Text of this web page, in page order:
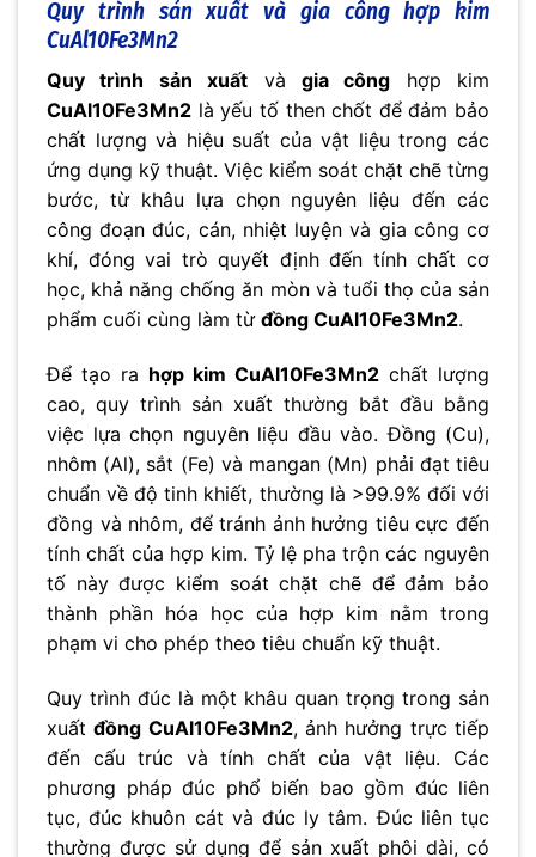
Quy trình sản xuất và gia công hợp kim
CuAl10Fe3Mn2
Quy trình sản xuất và gia công hợp kim
CuAl10Fe3Mn2 là yếu tố then chốt để đảm bảo
chất lượng và hiệu suất của vật liệu trong các
ứng dụng kỹ thuật. Việc kiểm soát chặt chẽ từng
bước, từ khâu lựa chọn nguyên liệu đến các
công đoạn đúc, cán, nhiệt luyện và gia công cơ
khí, đóng vai trò quyết định đến tính chất cơ
học, khả năng chống ăn mòn và tuổi thọ của sản
phẩm cuối cùng làm từ đồng CuAl10Fe3Mn2.
Để tạo ra hợp kim CuAl10Fe3Mn2 chất lượng
cao, quy trình sản xuất thường bắt đầu bằng
việc lựa chọn nguyên liệu đầu vào. Đồng (Cu),
nhôm (Al), sắt (Fe) và mangan (Mn) phải đạt tiêu
chuẩn về độ tinh khiết, thường là >99.9% đối với
đồng và nhôm, để tránh ảnh hưởng tiêu cực đến
tính chất của hợp kim. Tỷ lệ pha trộn các nguyên
tố này được kiểm soát chặt chẽ để đảm bảo
thành phần hóa học của hợp kim nằm trong
phạm vi cho phép theo tiêu chuẩn kỹ thuật.
Quy trình đúc là một khâu quan trọng trong sản
xuấtđồng CuAl10Fe3Mn2, ảnh hưởng trực tiếp
đến cấu trúc và tính chất của vật liệu. Các
phương pháp đúc phổ biến bao gồm đúc liên
tục, đúc khuôn cát và đúc ly tâm. Đúc liên tục
thường được sử dụng để sản xuất phôi dài, có